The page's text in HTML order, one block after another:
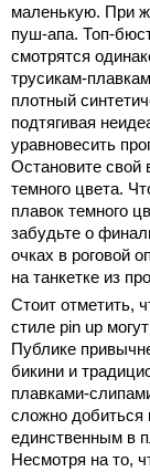
маленькую. При
пуш-апа. Топ-
смотрятся
трусикам-
плотный
подтягивая
уравновесить
Остановите свой
темного цвета.
плавок темного
забудьте о
очках в роговой
на танкетке из
Стоит отметить,
стиле pin up
Публике
бикини и
плавками-
сложно добиться
единственным в
Несмотря на то,